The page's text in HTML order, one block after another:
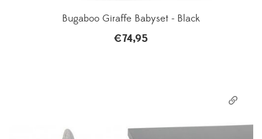
Bugaboo Giraffe Babyset - Black
€74,95